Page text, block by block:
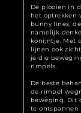
De plooien in
het optrekken
bunny lines,
namelijk
konijntje. Met
lijnen ook
je die
rimpels.
De beste
de rimpel
beweging. Dit
te ontspannen